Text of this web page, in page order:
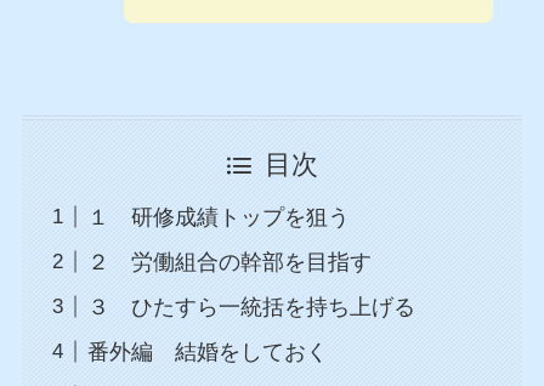
目次
１ 研修成績トップを狙う
２ 労働組合の幹部を目指す
３ ひたすら一統括を持ち上げる
番外編 結婚をしておく